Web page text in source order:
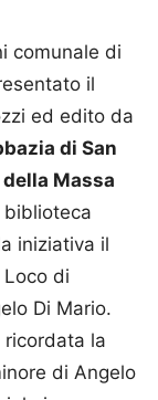
comunale di
il
ed edito da
di San
Massa
iniziativa il
Loco di
Di Mario.
ricordata la
di Angelo